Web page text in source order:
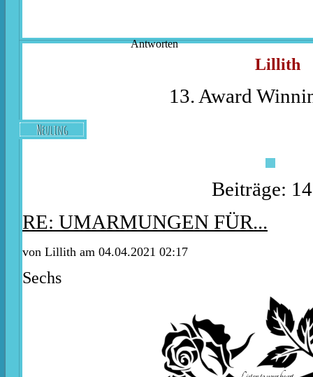
Antworten
Lillith
13. Award
Neuling
Beiträge:
RE: UMARMUNGEN FÜR...
von Lillith am 04.04.2021 02:17
Sechs